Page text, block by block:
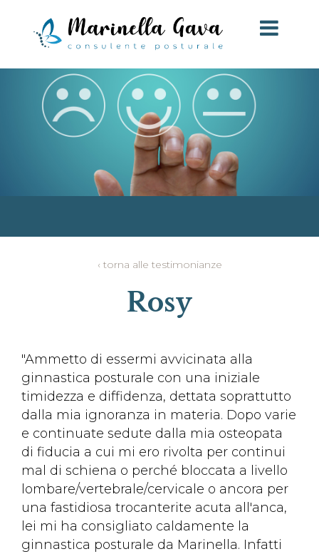
‹ torna alle testimonianze
Rosy
"Ammetto di essermi avvicinata alla
ginnastica posturale con una iniziale
timidezza e diffidenza, dettata soprattutto
dalla mia ignoranza in materia. Dopo varie
e continuate sedute dalla mia osteopata
di fiducia a cui mi ero rivolta per continui
mal di schiena o perché bloccata a livello
lombare/vertebrale/cervicale o ancora per
una fastidiosa trocanterite acuta all'anca,
lei mi ha consigliato caldamente la
ginnastica posturale da Marinella. Infatti